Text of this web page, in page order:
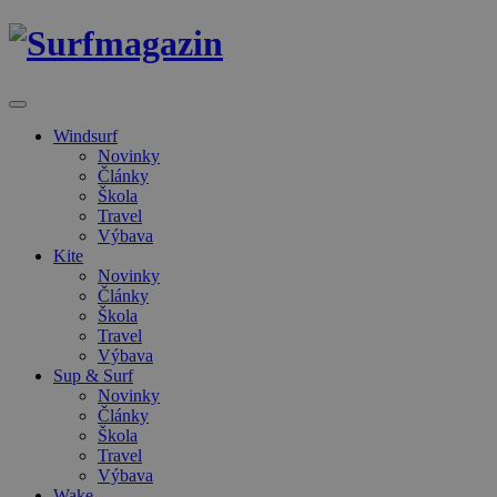
Windsurf
Novinky
Články
Škola
Travel
Výbava
Kite
Novinky
Články
Škola
Travel
Výbava
Sup & Surf
Novinky
Články
Škola
Travel
Výbava